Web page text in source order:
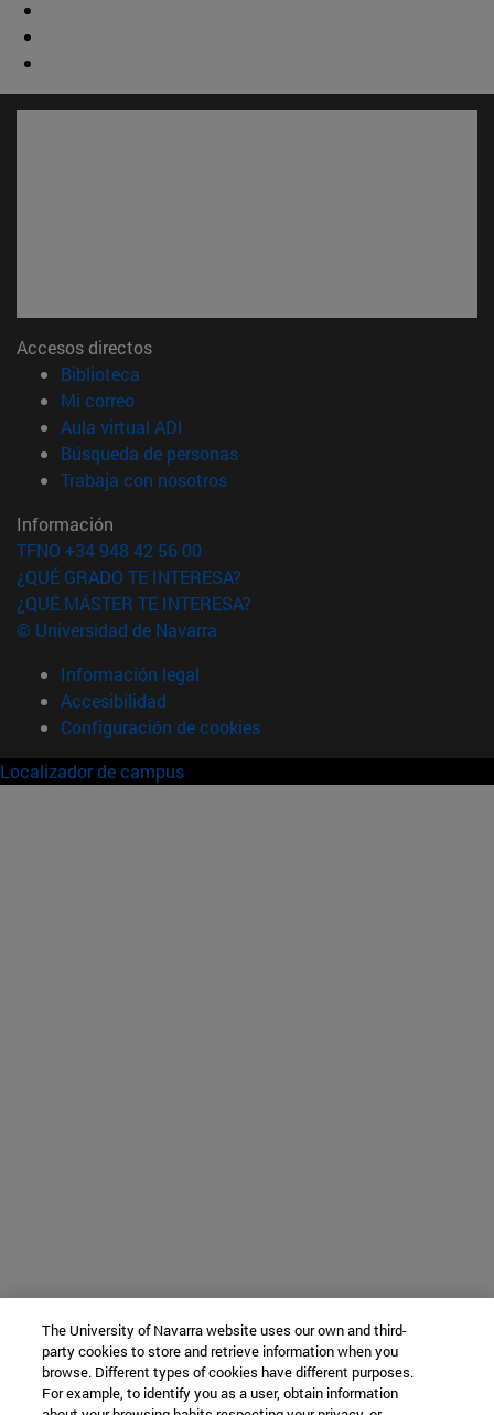
Accesos directos
Biblioteca
Mi correo(abre en nueva ventana)
Aula virtual ADI
Búsqueda de personas(abre en nueva ventana)
Trabaja con nosotros(abre en nueva ventana)
Información
TFNO +34 948 42 56 00
¿QUÉ GRADO TE INTERESA?
¿QUÉ MÁSTER TE INTERESA?
© Universidad de Navarra
Información legal
Accesibilidad
Configuración de cookies
Localizador de campus
The University of Navarra website uses our own and third-
party cookies to store and retrieve information when you
browse. Different types of cookies have different purposes.
For example, to identify you as a user, obtain information